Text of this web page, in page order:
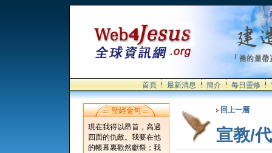
首頁 最新消息 簡介 每日靈修
聖經金句
現在我得以昂首，高過
四面的仇敵。我要在他
的帳幕裏歡然獻祭；我
回上一層
宣教/